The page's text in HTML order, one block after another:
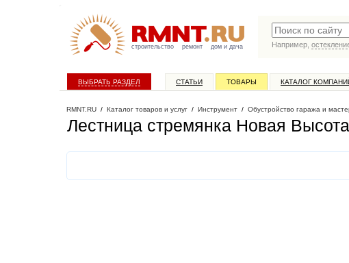
строительство ремонт дом и дача
Например,
ВЫБРАТЬ РАЗДЕЛ СТАТЬИ ТОВАРЫ КАТАЛОГ
RMNT.RU / Каталог товаров и услуг / Инструмент / Обустройство гаража и
Лестница стремянка Новая